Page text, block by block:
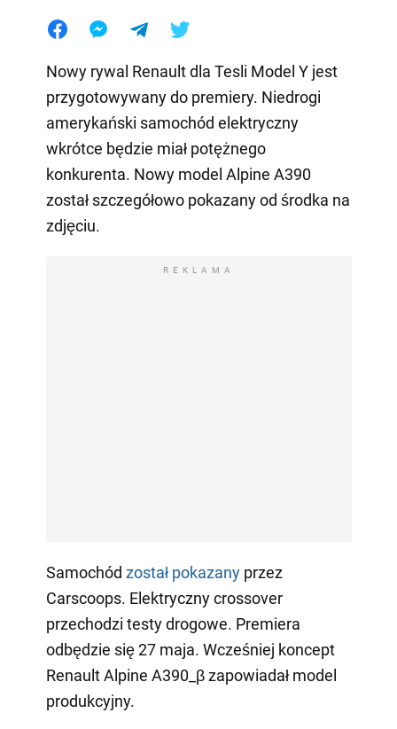
Nowy rywal Renault dla Tesli Model Y jest
przygotowywany do premiery. Niedrogi
amerykański samochód elektryczny
wkrótce będzie miał potężnego
konkurenta. Nowy model Alpine A390
został szczegółowo pokazany od środka na
zdjęciu.
REKLAMA
Samochód został pokazanyprzez
Carscoops. Elektryczny crossover
przechodzi testy drogowe. Premiera
odbędzie się 27 maja. Wcześniej koncept
Renault Alpine A390_β zapowiadał model
produkcyjny.